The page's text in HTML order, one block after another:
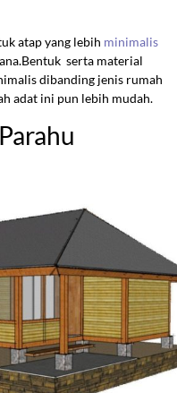
atap yang lebih minimalis
serta material
dibanding jenis rumah
adat ini pun lebih mudah.